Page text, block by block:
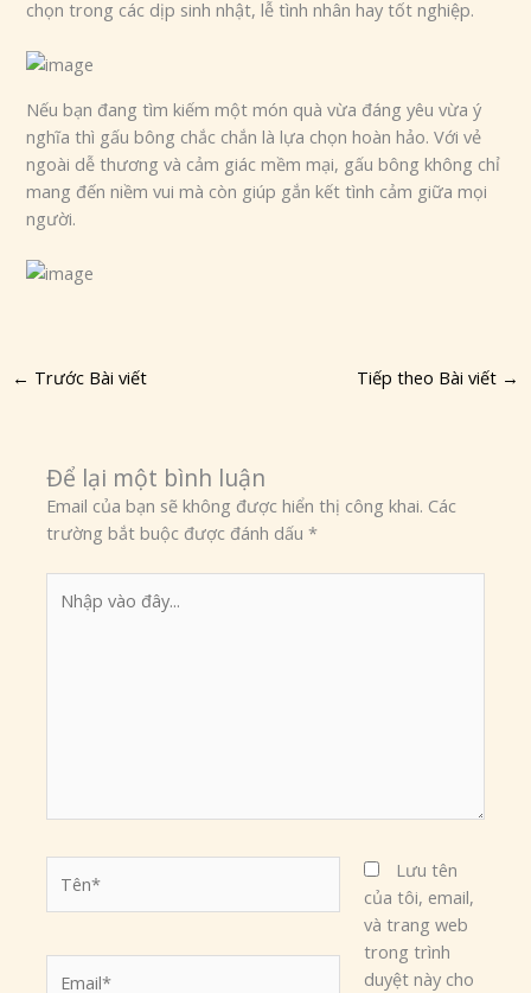
chọn trong các dịp sinh nhật, lễ tình nhân hay tốt nghiệp.
Nếu bạn đang tìm kiếm một món quà vừa đáng yêu vừa ý
nghĩa thì gấu bông chắc chắn là lựa chọn hoàn hảo. Với vẻ
ngoài dễ thương và cảm giác mềm mại, gấu bông không chỉ
mang đến niềm vui mà còn giúp gắn kết tình cảm giữa mọi
người.
← Trước Bài viết Tiếp theo Bài viết →
Để lại một bình luận
Email của bạn sẽ không được hiển thị công khai. Các
trường bắt buộc được đánh dấu*
vào
Lưu tên
của tôi, email,
và trang web
trong trình
duyệt này cho